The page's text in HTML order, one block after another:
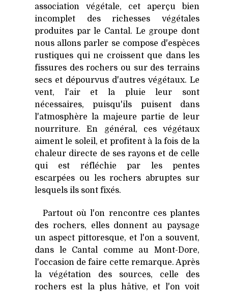
association végétale, cet aperçu bien
incomplet des richesses végétales
produites par le Cantal. Le groupe dont
nous allons parler se compose d'espèces
rustiques qui ne croissent que dans les
fissures des rochers ou sur des terrains
secs et dépourvus d'autres végétaux. Le
vent, l'air et la pluie leur sont
nécessaires, puisqu'ils puisent dans
l'atmosphère la majeure partie de leur
nourriture. En général, ces végétaux
aiment le soleil, et profitent à la fois de la
chaleur directe de ses rayons et de celle
qui est réfléchie par les pentes
escarpées ou les rochers abruptes sur
lesquels ils sont fixés.
Partout où l'on rencontre ces plantes
des rochers, elles donnent au paysage
un aspect pittoresque, et l'on a souvent,
dans le Cantal comme au Mont-Dore,
l'occasion de faire cette remarque. Après
la végétation des sources, celle des
rochers est la plus hâtive, et l'on voit